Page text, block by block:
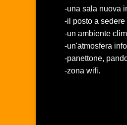
-una sala nuova
-il posto a
-un ambiente
-un'atmosfera
-panettone,
-zona wifi.